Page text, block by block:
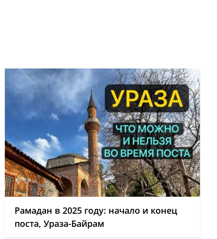
Рамадан в 2025 году: начало и конец
поста, Ураза-Байрам